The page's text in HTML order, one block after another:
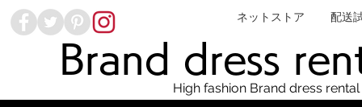
ネットストア 配送
Brand dress
High fashion Brand dress